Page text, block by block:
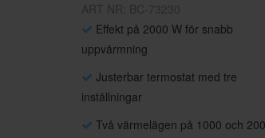
Effekt på 2000 W för snabb
uppvärmning
Justerbar termostat med tre
inställningar
Två värmelägen på 1000 och